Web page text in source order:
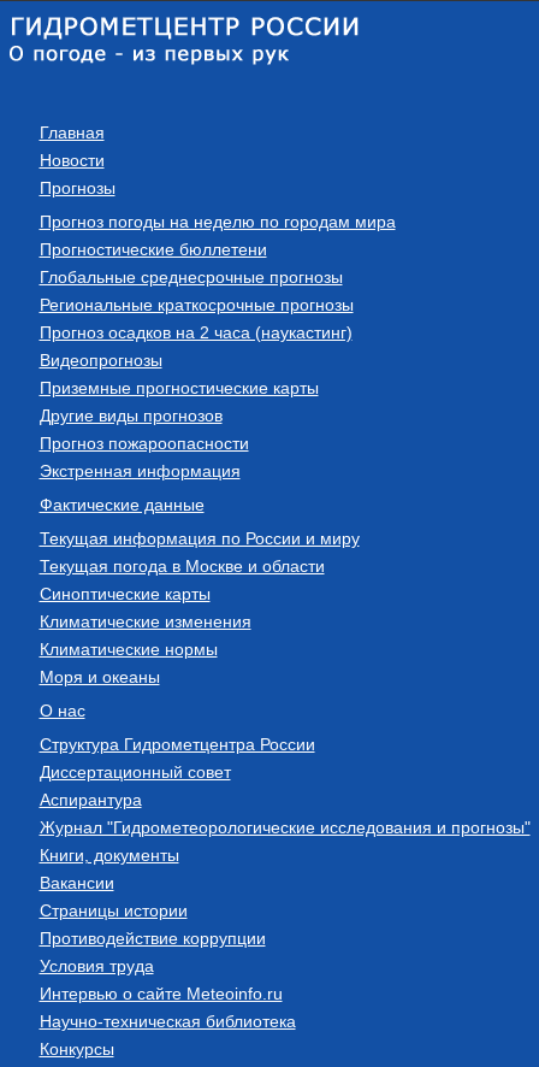
Главная
Новости
Прогнозы
Прогноз погоды на неделю по городам мира
Прогностические бюллетени
Глобальные среднесрочные прогнозы
Региональные краткосрочные прогнозы
Прогноз осадков на 2 часа (наукастинг)
Видеопрогнозы
Приземные прогностические карты
Другие виды прогнозов
Прогноз пожароопасности
Экстренная информация
Фактические данные
Текущая информация по России и миру
Текущая погода в Москве и области
Синоптические карты
Климатические изменения
Климатические нормы
Моря и океаны
О нас
Структура Гидрометцентра России
Диссертационный совет
Аспирантура
Журнал "Гидрометеорологические исследования и прогнозы"
Книги, документы
Вакансии
Страницы истории
Противодействие коррупции
Условия труда
Интервью о сайте Meteoinfo.ru
Научно-техническая библиотека
Конкурсы